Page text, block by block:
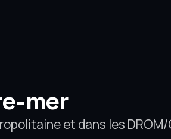
mer
et dans les